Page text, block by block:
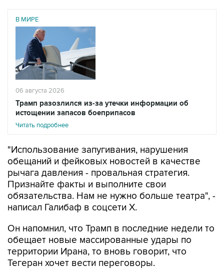
В МИРЕ
06 августа 2026
Трамп разозлился из-за утечки информации об
истощении запасов боеприпасов
Читать подробнее
"Использование запугивания, нарушения
обещаний и фейковых новостей в качестве
рычага давления - провальная стратегия.
Признайте факты и выполните свои
обязательства. Нам не нужно больше театра", -
написал Галибаф в соцсети X.
Он напомнил, что Трамп в последние недели то
обещает новые массированные удары по
территории Ирана, то вновь говорит, что
Тегеран хочет вести переговоры.